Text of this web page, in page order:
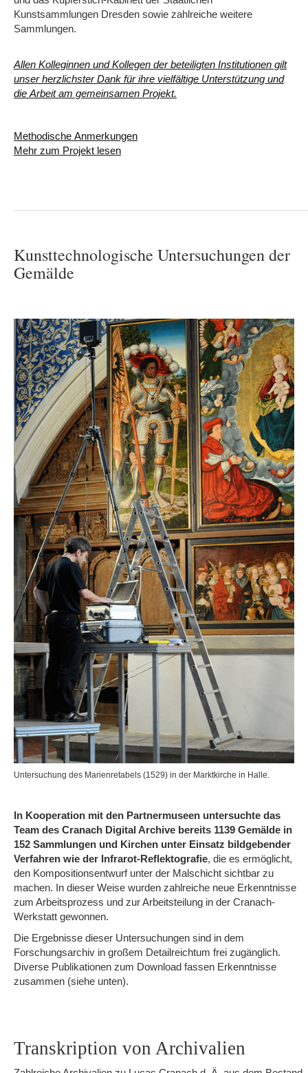
Kunstsammlungen Dresden sowie zahlreiche weitere
Sammlungen.
Allen Kolleginnen und Kollegen der beteiligten Institutionen gilt
unser herzlichster Dank für ihre vielfältige Unterstützung und
die Arbeit am gemeinsamen Projekt.
Methodische Anmerkungen
Mehr zum Projekt lesen
Kunsttechnologische Untersuchungen der
Gemälde
Untersuchung des Marienretabels (1529) in der Marktkirche in Halle.
In Kooperation mit den Partnermuseen untersuchte das
Team des Cranach Digital Archive bereits 1139 Gemälde in
152 Sammlungen und Kirchen unter Einsatz bildgebender
Verfahren wie der Infrarot-Reflektografie, die es ermöglicht,
den Kompositionsentwurf unter der Malschicht sichtbar zu
machen. In dieser Weise wurden zahlreiche neue Erkenntnisse
zum Arbeitsprozess und zur Arbeitsteilung in der Cranach-
Werkstatt gewonnen.
Die Ergebnisse dieser Untersuchungen sind in dem
Forschungsarchiv in großem Detailreichtum frei zugänglich.
Diverse Publikationen zum Download fassen Erkenntnisse
zusammen (siehe unten).
Transkription von Archivalien